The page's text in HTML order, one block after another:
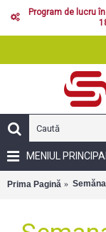
Program de lucru
MENIUL PRINCIPAL
Prima Pagină